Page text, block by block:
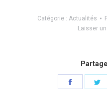
Catégorie : Actualités
Laisser
Partager